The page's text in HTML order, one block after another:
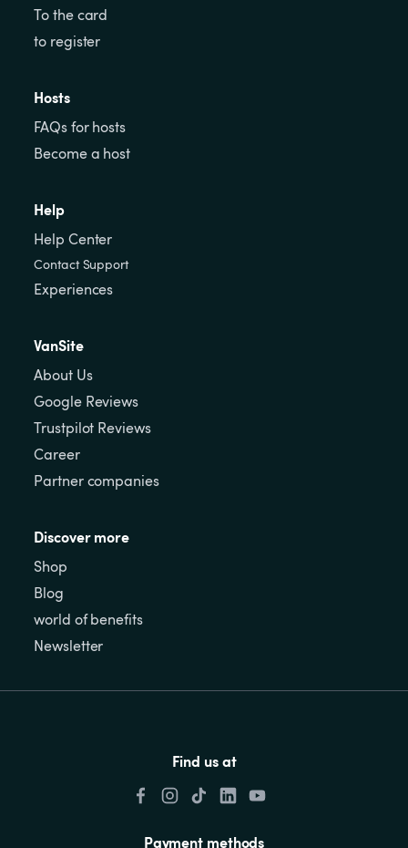
To the card
to register
Hosts
FAQs for hosts
Become a host
Help
Help Center
Contact Support
Experiences
VanSite
About Us
Google Reviews
Trustpilot Reviews
Career
Partner companies
Discover more
Shop
Blog
world of benefits
Newsletter
Find us at
Payment methods